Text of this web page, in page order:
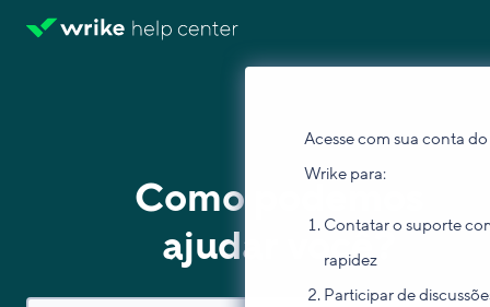
Acesse com sua conta do
Wrike para:
Contatar o suporte
rapidez
Participar de
Como podemos
ajudar você?